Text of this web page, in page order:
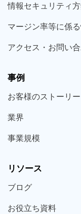
情報セキュリティ
マージン率等に係
アクセス・お問い
事例
お客様のストーリー
業界
事業規模
リソース
ブログ
お役立ち資料